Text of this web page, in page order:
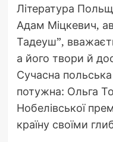
Література
Адам Міцкевич,
Тадеуш”,
а його твори й
Сучасна
потужна: Ольга
Нобелівської
країну своїми